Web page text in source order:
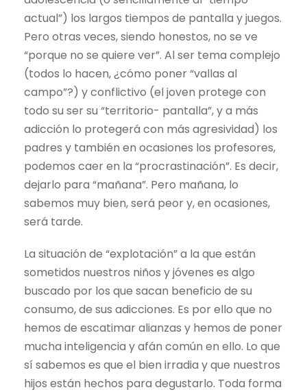
actual”) los largos tiempos de pantalla y juegos.
Pero otras veces, siendo honestos, no se ve
“porque no se quiere ver”. Al ser tema complejo
(todos lo hacen, ¿cómo poner “vallas al
campo”?) y conflictivo (el joven protege con
todo su ser su “territorio- pantalla”, y a más
adicción lo protegerá con más agresividad) los
padres y también en ocasiones los profesores,
podemos caer en la “procrastinación”. Es decir,
dejarlo para “mañana”. Pero mañana, lo
sabemos muy bien, será peor y, en ocasiones,
será tarde.
La situación de “explotación” a la que están
sometidos nuestros niños y jóvenes es algo
buscado por los que sacan beneficio de su
consumo, de sus adicciones. Es por ello que no
hemos de escatimar alianzas y hemos de poner
mucha inteligencia y afán común en ello. Lo que
sí sabemos es que el bien irradia y que nuestros
hijos están hechos para degustarlo. Toda forma